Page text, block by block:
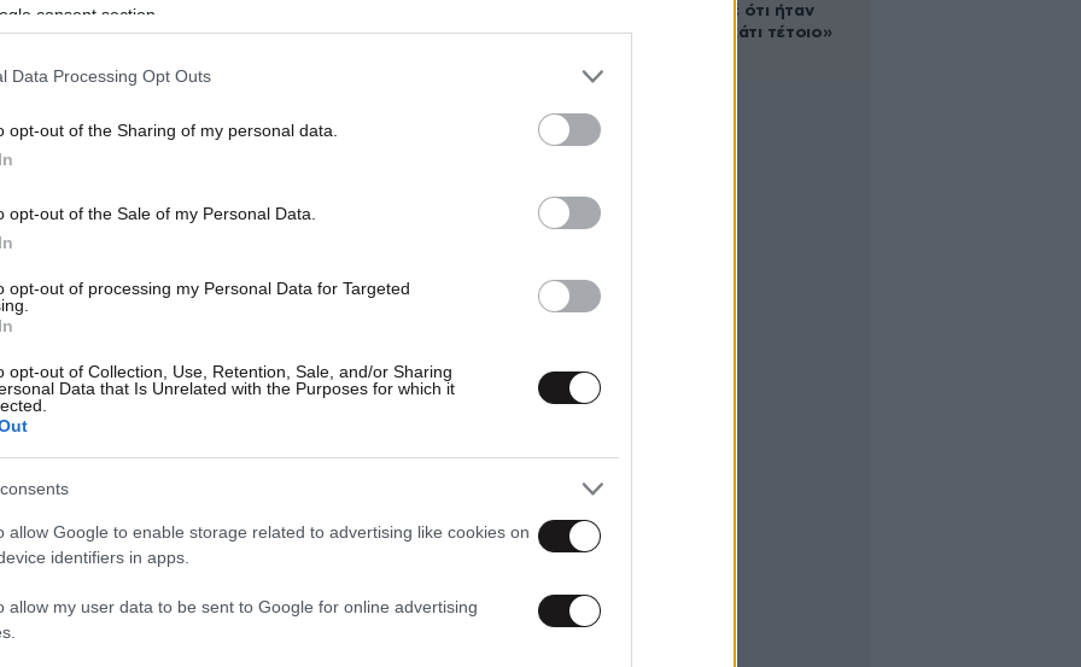
consent section.
Data Processing Opt Outs
opt-out of the Sharing of my personal data.
opt-out of the Sale of my Personal Data.
opt-out of processing my Personal Data for Targeted
opt-out of Collection, Use, Retention, Sale, and/or Sharing
Data that Is Unrelated with the Purposes for which it
allow Google to enable storage related to advertising like cookies on
identifiers in apps.
allow my user data to be sent to Google for online advertising
ο πύργος αποτελεί τοπόσημο και σημείο
επισκέπτες.
εστιάζεται στο γεγονός ότι αποτελεί
που συνδέεται με την ιστορία της
Ξάνθη.
έδειξε ποτέ ότι ήταν
ικανός για κάτι τέτοιο»